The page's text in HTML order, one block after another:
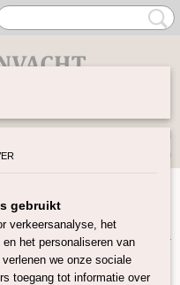
(0)
Super Tweed: Merino /
gebruikt
verkeersanalyse, het
het personaliseren van
we onze sociale
toegang tot informatie over